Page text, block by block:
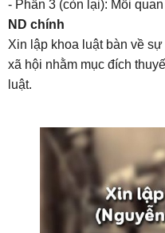
- Phần 3 (còn lại): Mối
ND chính
Xin lập khoa luật bàn về
xã hội nhằm mục đích
luật.